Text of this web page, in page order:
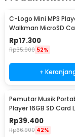
C-Logo Mini MP3
Walkman MicroSD
Portable With Clip
Rp17.300
Rp35.900 52%
+
Pemutar Musik
Player 16GB SD Card
Flashlight - GC8945
Rp39.400
Rp66.900 42%